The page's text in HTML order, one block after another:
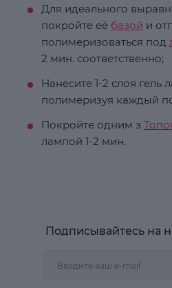
Для идеального
покройте её базой и
полимеризоваться под
2 мин. соответственно;
Нанесите 1-2 слоя гель
полимеризуя каждый
Покройте одним з
лампой 1-2 мин.
Подписывайтесь на